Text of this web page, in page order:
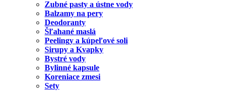
Zubné pasty a ústne vody
Balzamy na pery
Deodoranty
Šľahané maslá
Peelingy a kúpeľové soli
Sirupy a Kvapky
Bystré vody
Bylinné kapsule
Koreniace zmesi
Sety